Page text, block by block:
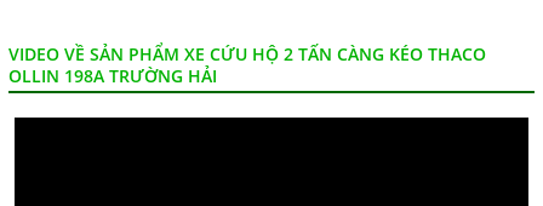
VIDEO VỀ SẢN PHẨM XE CỨU HỘ 2 TẤN CÀNG KÉO THACO
OLLIN 198A TRƯỜNG HẢI